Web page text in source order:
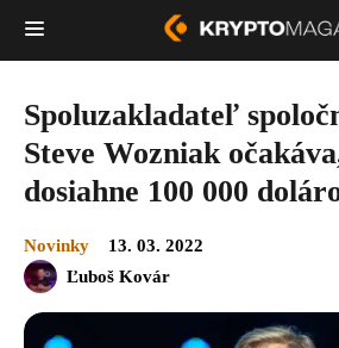
Spoluzakladateľ
Steve Wozniak
dosiahne 100 000
Novinky
13. 03. 2022
Ľuboš Kovár